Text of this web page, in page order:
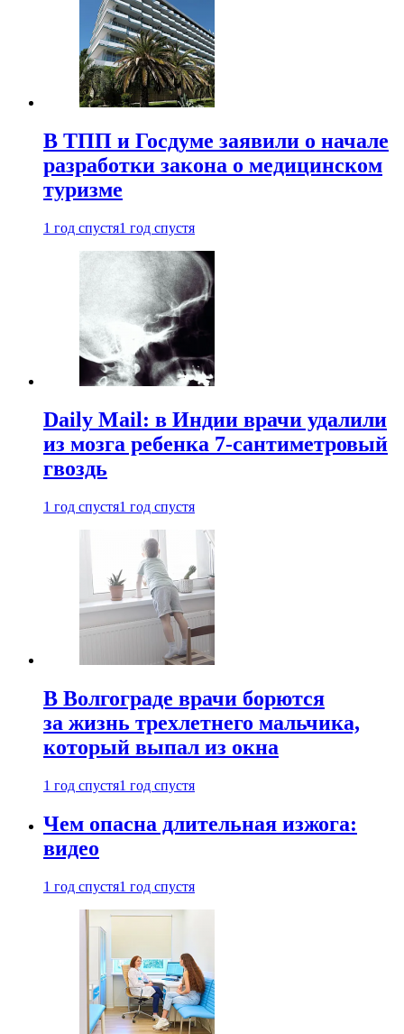
В ТПП и Госдуме заявили о начале
разработки закона о медицинском
туризме
1 год спустя1 год спустя
Daily Mail: в Индии врачи удалили
из мозга ребенка 7-сантиметровый
гвоздь
1 год спустя1 год спустя
В Волгограде врачи борются
за жизнь трехлетнего мальчика,
который выпал из окна
1 год спустя1 год спустя
Чем опасна длительная изжога:
видео
1 год спустя1 год спустя